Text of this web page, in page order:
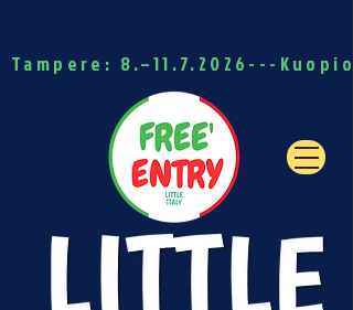
Tampere: 8.–11.7.2026---